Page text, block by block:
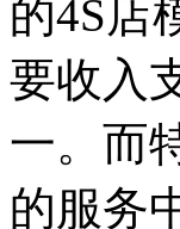
的4S店
要收入
一。而
的服务